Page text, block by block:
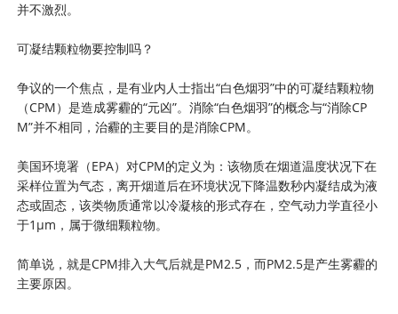
并不激烈。
可凝结颗粒物要控制吗？
争议的一个焦点，是有业内人士指出“白色烟羽”中的可凝结颗粒物
（CPM）是造成雾霾的“元凶”。消除“白色烟羽”的概念与“消除CP
M”并不相同，治霾的主要目的是消除CPM。
美国环境署（EPA）对CPM的定义为：该物质在烟道温度状况下在
采样位置为气态，离开烟道后在环境状况下降温数秒内凝结成为液
态或固态，该类物质通常以冷凝核的形式存在，空气动力学直径小
于1μm，属于微细颗粒物。
简单说，就是CPM排入大气后就是PM2.5，而PM2.5是产生雾霾的
主要原因。